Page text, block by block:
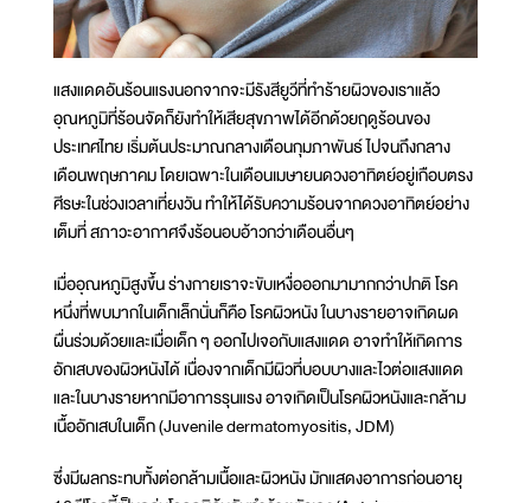
แสงแดดอันร้อนแรงนอกจากจะมีรังสียูวีที่ทำร้ายผิวของเราแล้ว
อุณหภูมิที่ร้อนจัดก็ยังทำให้เสียสุขภาพได้อีกด้วยฤดูร้อนของ
ประเทศไทย เริ่มต้นประมาณกลางเดือนกุมภาพันธ์ ไปจนถึงกลาง
เดือนพฤษภาคม โดยเฉพาะในเดือนเมษายนดวงอาทิตย์อยู่เกือบตรง
ศีรษะในช่วงเวลาเที่ยงวัน ทำให้ได้รับความร้อนจากดวงอาทิตย์อย่าง
เต็มที่ สภาวะอากาศจึงร้อนอบอ้าวกว่าเดือนอื่นๆ
เมื่ออุณหภูมิสูงขึ้น ร่างกายเราจะขับเหงื่อออกมามากกว่าปกติ โรค
หนึ่งที่พบมากในเด็กเล็กนั่นก็คือ โรคผิวหนัง ในบางรายอาจเกิดผด
ผื่นร่วมด้วยและเมื่อเด็ก ๆ ออกไปเจอกับแสงแดด อาจทำให้เกิดการ
อักเสบของผิวหนังได้ เนื่องจากเด็กมีผิวที่บอบบางและไวต่อแสงแดด
และในบางรายหากมีอาการรุนแรง อาจเกิดเป็นโรคผิวหนังและกล้าม
เนื้ออักเสบในเด็ก (Juvenile dermatomyositis, JDM)
ซึ่งมีผลกระทบทั้งต่อกล้ามเนื้อและผิวหนัง มักแสดงอาการก่อนอายุ